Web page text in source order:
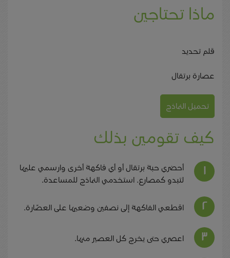
ماذا تحتاجين
قلم تحديد
عصارة برتقال
تحميل النماذج
كيف تقومين بذلك
أحضري حبة برتقال أو أي فاكهة أخرى وارسمي عليها
لتبدو كمصارع. استخدمي النماذج للمساعدة.
اقطعي الفاكهة إلى نصفين وضعيها على العصّارة.
اعصري حتى يخرج كل العصير منها.